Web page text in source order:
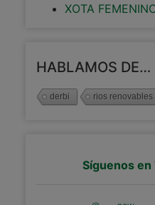
XOTA
HABLAMOS DE…
derbi rios renovables
Síguenos